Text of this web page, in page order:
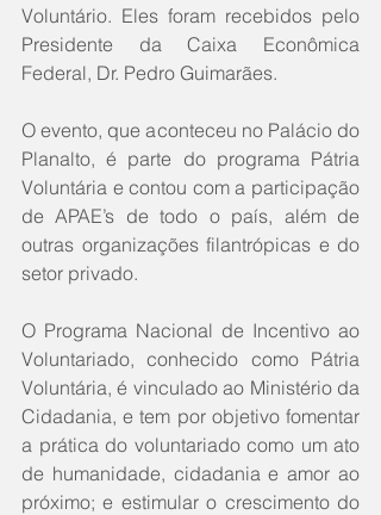
Voluntário. Eles foram recebidos pelo
Presidente da Caixa Econômica
Federal, Dr. Pedro Guimarães.
O evento, que aconteceu no Palácio do
Planalto, é parte do programa Pátria
Voluntária e contou com a participação
de APAE’s de todo o país, além de
outras organizações filantrópicas e do
setor privado.
O Programa Nacional de Incentivo ao
Voluntariado, conhecido como Pátria
Voluntária, é vinculado ao Ministério da
Cidadania, e tem por objetivo fomentar
a prática do voluntariado como um ato
de humanidade, cidadania e amor ao
próximo; e estimular o crescimento do